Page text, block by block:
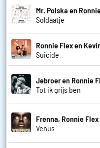
Mr. Polska en
Soldaatje
Ronnie Flex en
Suicide
Jebroer en Ronnie
Tot ik grijs ben
Frenna, Ronnie
Venus